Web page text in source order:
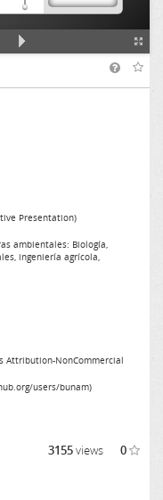
Presentation)
ambientales: Biología,
ingeniería agrícola,
Attribution-NonCommercial
users/bunam)
3155views 0